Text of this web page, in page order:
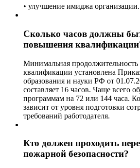
• улучшение имиджа организации.
Сколько часов должны
повышения
Минимальная
квалификации установлена
образования и науки РФ от
составляет 16 часов. Чаще всего
программам на 72 или 144 часа.
зависит от уровня подготовки
требований работодателя.
Кто должен проходить
пожарной безопасности?